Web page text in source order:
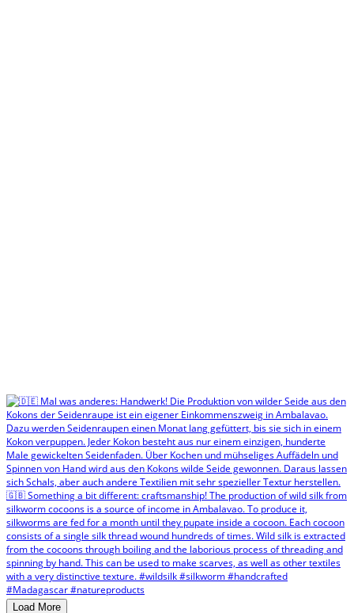
Load More